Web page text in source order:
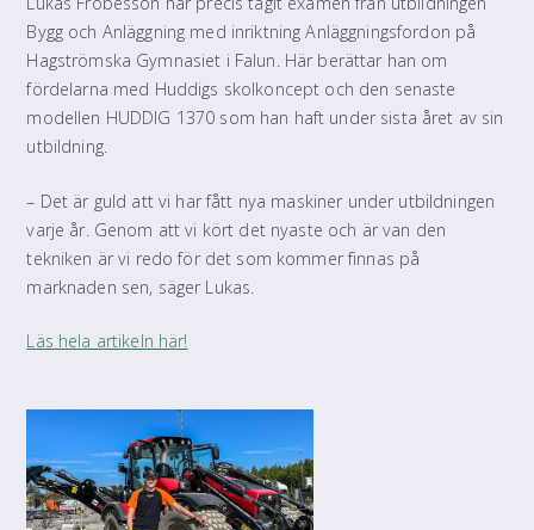
Bygg och Anläggning med inriktning Anläggningsfordon på
Hagströmska Gymnasiet i Falun. Här berättar han om
fördelarna med Huddigs skolkoncept och den senaste
modellen HUDDIG 1370 som han haft under sista året av sin
utbildning.
– Det är guld att vi har fått nya maskiner under utbildningen
varje år. Genom att vi kört det nyaste och är van den
tekniken är vi redo för det som kommer finnas på
marknaden sen, säger Lukas.
Läs hela artikeln här!